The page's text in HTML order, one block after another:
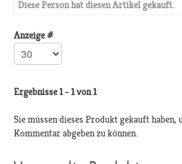
Diese Person hat diesen Artikel gekauft.
Anzeige #
Ergebnisse 1 - 1 von 1
Sie müssen dieses Produkt gekauft haben,
Kommentar abgeben zu können.